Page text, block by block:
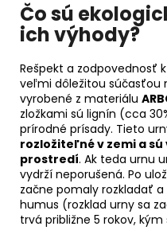
Čo sú
ich výhody?
Rešpekt a zodpovednosť
veľmi dôležitou súčasťou
vyrobené z materiálu
zložkami sú lignín (cca
prírodné prísady. Tieto
rozložiteľné v zemi a
prostredí. Ak teda urnu
vydrží neporušená. Po
začne pomaly rozkladať
humus (rozklad urny sa
trvá približne 5 rokov,